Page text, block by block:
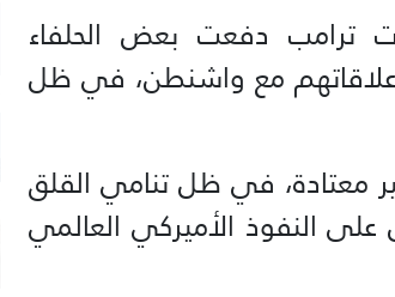
دفعت بعض الحلفاء
علاقاتهم مع واشنطن، في ظل
معتادة، في ظل تنامي القلق
النفوذ الأميركي العالمي